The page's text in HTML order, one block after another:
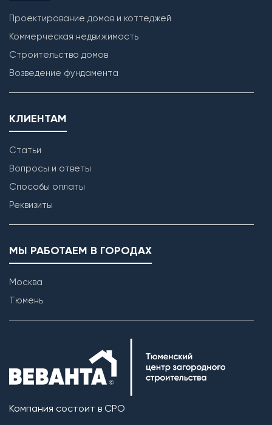
Проектирование домов и коттеджей
Коммерческая недвижимость
Строительство домов
Возведение фундамента
КЛИЕНТАМ
Статьи
Вопросы и ответы
Способы оплаты
Реквизиты
МЫ РАБОТАЕМ В ГОРОДАХ
Москва
Тюмень
Компания состоит в СРО